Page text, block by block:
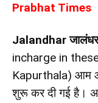
Prabhat Times
Jalandhar
incharge in
Kapurthala) आम
शुरू कर दी गई है।